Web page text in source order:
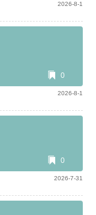
2026-8-1
0
2026-8-1
0
2026-7-31